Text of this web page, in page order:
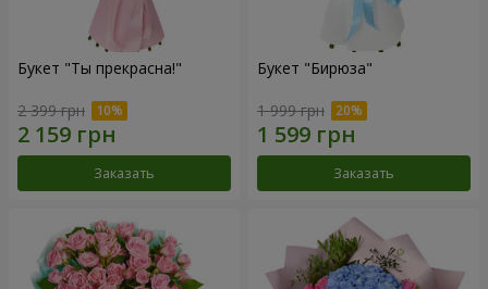
Букет "Ты прекрасна!"
2 399 грн
Заказать
Букет "Бирюза"
1 999 грн
Заказать